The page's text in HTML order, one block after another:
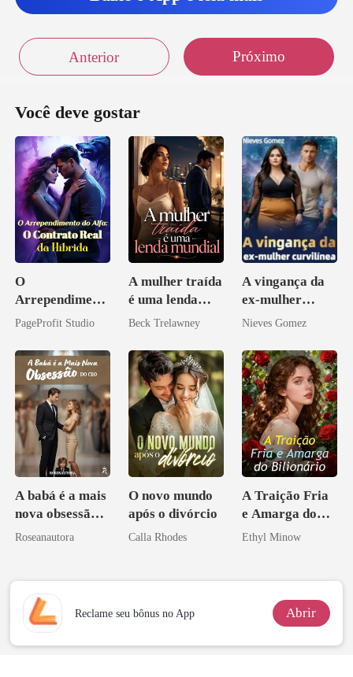
Anterior Próximo
Você deve gostar
O
Arrependiment
o do Alfa: O
da Híbrida
PageProfit Studio
A mulher traída
é uma lenda
mundial
Beck Trelawney
A vingança da
ex-mulher
curvilínea
Nieves Gomez
A babá é a mais
nova obsessão
do CEO
Roseanautora
O novo mundo
após o divórcio
Calla Rhodes
A Traição Fria
e Amarga do
Bilionário
Ethyl Minow
Reclame seu bônus no App Abrir